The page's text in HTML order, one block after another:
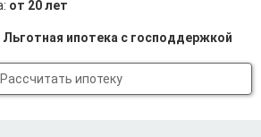
от 20 лет
Льготная ипотека с господдержкой
Рассчитать ипотеку